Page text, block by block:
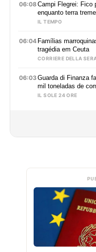
06:08Campi Flegrei: Fico
enquanto terra treme
IL TEMPO
06:04 Famílias
tragédia em Ceuta
CORRIERE DELLA
06:03Guarda di Finanza
mil toneladas de
IL SOLE 24 ORE